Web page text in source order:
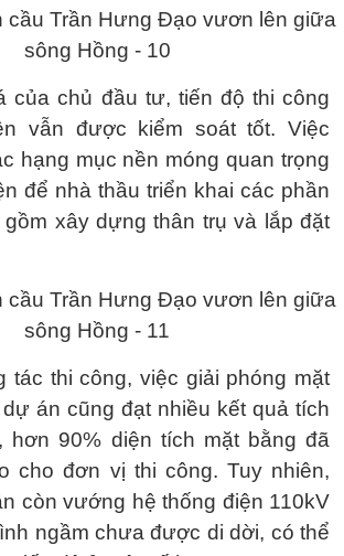
của chủ đầu tư, tiến độ thi công
vẫn được kiểm soát tốt. Việc
hạng mục nền móng quan trọng
để nhà thầu triển khai các phần
gồm xây dựng thân trụ và lắp đặt
tác thi công, việc giải phóng mặt
án cũng đạt nhiều kết quả tích
hơn 90% diện tích mặt bằng đã
cho đơn vị thi công. Tuy nhiên,
còn vướng hệ thống điện 110kV
ngầm chưa được di dời, có thể